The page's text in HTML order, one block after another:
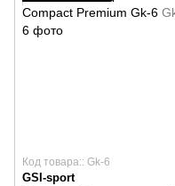
Код товара:: Gk-6
GSI-sport